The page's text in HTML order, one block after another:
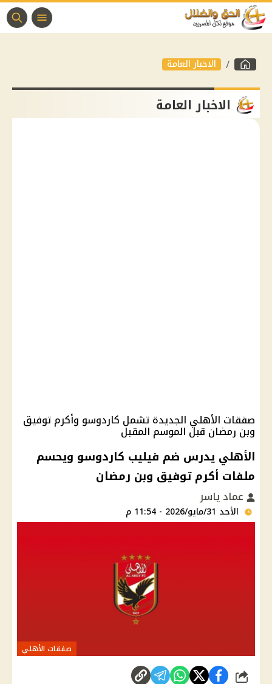
الاخبار العامة
الاخبار العامة
صفقات الأهلي الجديدة تشمل كاردوسو وأكرم توفيق
وبن رمضان قبل الموسم المقبل
الأهلي يدرس ضم فيليب كاردوسو ويحسم
ملفات أكرم توفيق وبن رمضان
عماد ياسر
الأحد 31/مايو/2026 - 11:54 م
صفقات الأهلي
شارك